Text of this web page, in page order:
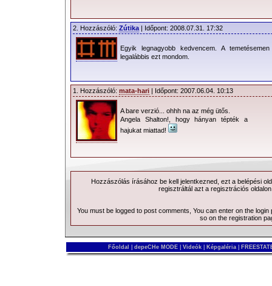
2. Hozzászóló: Zútika | Időpont: 2008.07.31. 17:32
Egyik legnagyobb kedvencem. A
legalábbis ezt mondom.
1. Hozzászóló: mata-hari | Időpont: 2007.06.04. 10:13
A bare verzió... ohhh na az még ütős.
Angela Shalton!, hogy hányan tépték a
hajukat miattad!
Hozzászólás írásához be kell jelentkezned, ezt a belépési
regisztráltál azt a regisztrációs
You must be logged to post comments, You can enter on the login
so on the registration
Főoldal depeCHe MODE Videók Képgaléria